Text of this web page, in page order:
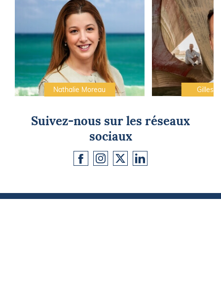
Nathalie Moreau Gilles
Suivez-nous sur les réseaux
sociaux